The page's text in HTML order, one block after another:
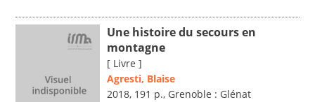
Une histoire du secours en
montagne
[ Livre ]
Agresti, Blaise
2018, 191 p., Grenoble : Glénat